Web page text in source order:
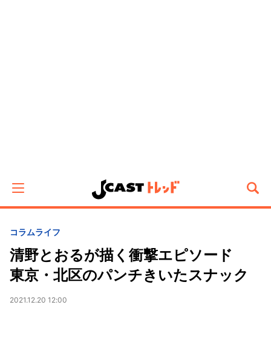
コラムライフ
清野とおるが描く衝撃エピソード
東京・北区のパンチきいたスナック
2021.12.20 12:00